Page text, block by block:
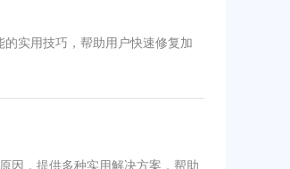
实用技巧，帮助用户快速修复加
因，提供多种实用解决方案，帮助